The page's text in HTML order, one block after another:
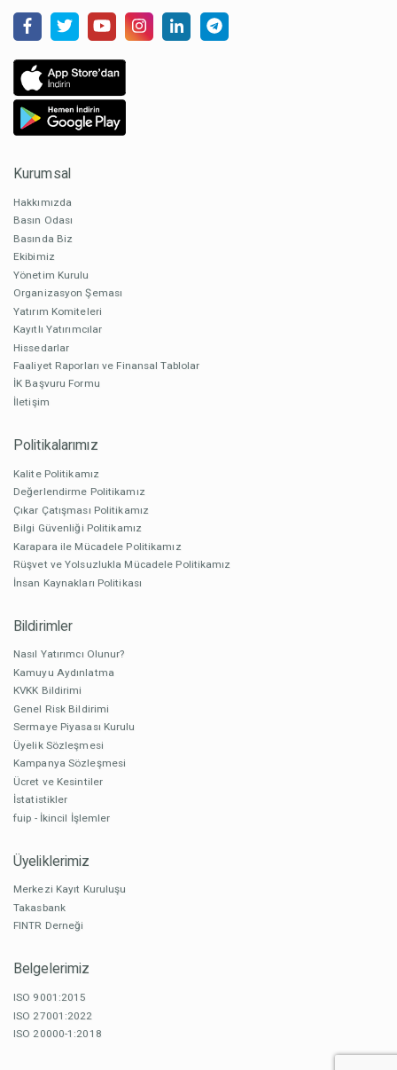
Kurumsal
Hakkımızda
Basın Odası
Basında Biz
Ekibimiz
Yönetim Kurulu
Organizasyon Şeması
Yatırım Komiteleri
Kayıtlı Yatırımcılar
Hissedarlar
Faaliyet Raporları ve Finansal Tablolar
İK Başvuru Formu
İletişim
Politikalarımız
Kalite Politikamız
Değerlendirme Politikamız
Çıkar Çatışması Politikamız
Bilgi Güvenliği Politikamız
Karapara ile Mücadele Politikamız
Rüşvet ve Yolsuzlukla Mücadele Politikamız
İnsan Kaynakları Politikası
Bildirimler
Nasıl Yatırımcı Olunur?
Kamuyu Aydınlatma
KVKK Bildirimi
Genel Risk Bildirimi
Sermaye Piyasası Kurulu
Üyelik Sözleşmesi
Kampanya Sözleşmesi
Ücret ve Kesintiler
İstatistikler
fuip - İkincil İşlemler
Üyeliklerimiz
Merkezi Kayıt Kuruluşu
Takasbank
FINTR Derneği
Belgelerimiz
ISO 9001:2015
ISO 27001:2022
ISO 20000-1:2018